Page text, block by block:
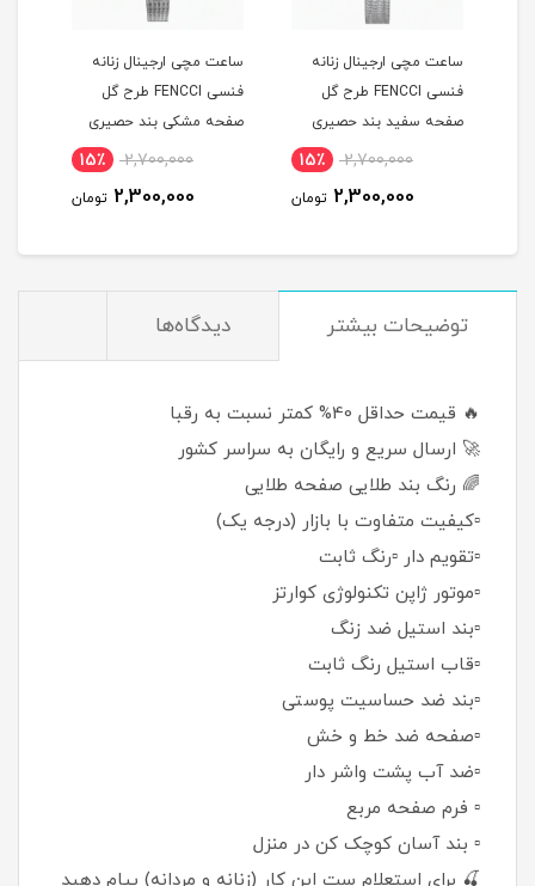
ساعت مچی ارجينال زنانه
فنسی FENCCI طرح گل
صفحه سفيد بند حصيری
2,700,000 15٪
2,300,000 تومان
ساعت مچی ارجينال زنانه
فنسی FENCCI طرح گل
صفحه مشکی بند حصيری
2,700,000 15٪
2,300,000 تومان
توضيحات بيشتر دیدگاه‌ها
🔥 قیمت حداقل 40% کمتر نسبت به رقبا
🚀 ارسال سریع و رایگان به سراسر کشور
🌈 رنگ بند طلایی صفحه طلایی
▫️کیفیت متفاوت با بازار (درجه یک)
▫️تقویم دار ▫️رنگ ثابت
▫️موتور ژاپن تکنولوژی کوارتز
▫️بند استیل ضد زنگ
▫️قاب استیل رنگ ثابت
▫️بند ضد حساسیت پوستی
▫️صفحه ضد خط و خش
▫️ضد آب پشت واشر دار
▫️ فرم صفحه مربع
▫️ بند آسان کوچک کن در منزل
🍒 برای استعلام ست این کار (زنانه و مردانه) پیام دهید